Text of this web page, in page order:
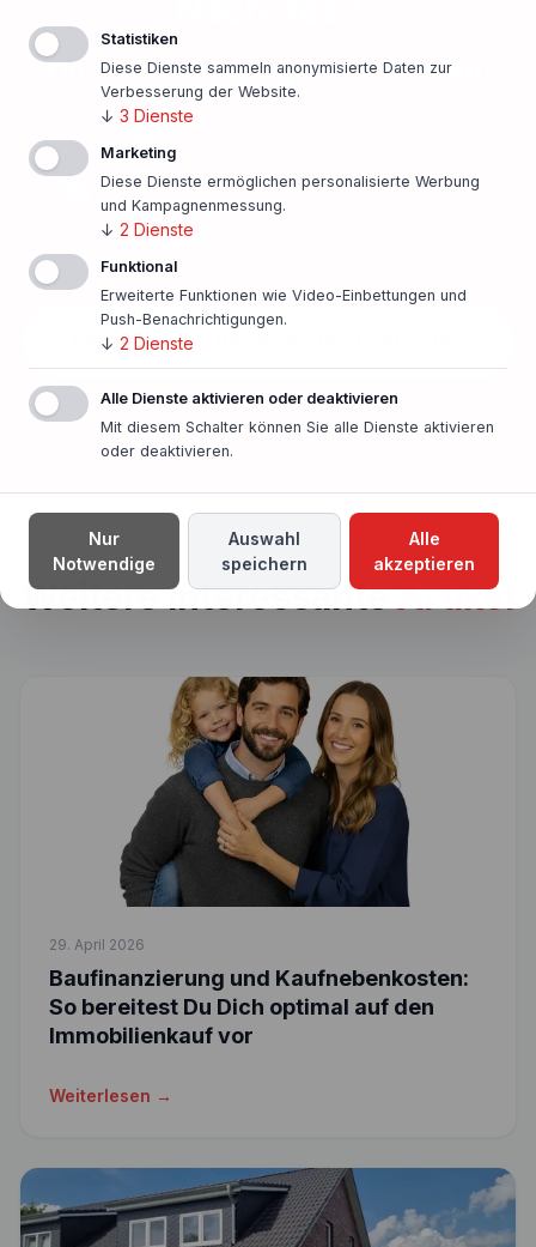
Finanzierungsangebot einholen!
500 Banken im Vergleich
Persönlicher Ansprechpartner vor Ort
Finanzierung unverbindlich anfragen
In nur einer Minute!
Weitere interessanteArtikel
29. April 2026
Baufinanzierung und Kaufnebenkosten:
So bereitest Du Dich optimal auf den
Immobilienkauf vor
Weiterlesen →
Statistiken
Diese Dienste sammeln anonymisierte Daten zur
Verbesserung der Website.
↓ 3 Dienste
Marketing
Diese Dienste ermöglichen personalisierte Werbung
und Kampagnenmessung.
↓ 2 Dienste
Funktional
Erweiterte Funktionen wie Video-Einbettungen und
Push-Benachrichtigungen.
↓ 2 Dienste
Alle Dienste aktivieren oder deaktivieren
Mit diesem Schalter können Sie alle Dienste aktivieren
oder deaktivieren.
Nur
Notwendige
Auswahl
speichern
Alle
akzeptieren